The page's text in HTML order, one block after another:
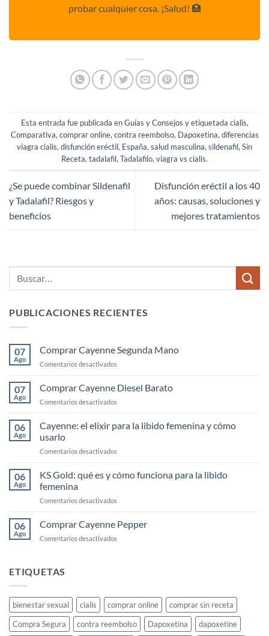
probar cualquier cosa. ¡Salud! 🏥
Esta entrada fue publicada enGuías y Consejos y etiquetada cialis,
Comparativa, comprar online, contra reembolso, Dapoxetina, diferencias
viagra cialis, disfunción eréctil, España, salud masculina, sildenafil, Sin
Receta, tadalafil, Tadalafilo, viagra vs cialis.
¿Se puede combinar Sildenafil
y Tadalafil? Riesgos y
beneficios
Disfunción eréctil a los 40
años: causas, soluciones y
mejores tratamientos
PUBLICACIONES RECIENTES
07
Ago
Comprar Cayenne Segunda Mano
Comentarios desactivados
Cayenne
Segunda
Mano
07
Ago
Comprar Cayenne Diesel Barato
Comentarios desactivados
Cayenne
Diesel
06
Ago
Cayenne: el elixir para la libido femenina y cómo
usarlo
Comentarios desactivados
el
elixir
la
femenina
cómo
06
Ago
KS Gold: qué es y cómo funciona para la libido
femenina
Comentarios desactivados
Gold:
qué
es
femenina
06
Ago
Comprar Cayenne Pepper
Comentarios desactivados
ETIQUETAS
bienestar sexual cialis comprar online
comprar sin receta
Compra Segura
contra reembolso Dapoxetina
dapoxetine